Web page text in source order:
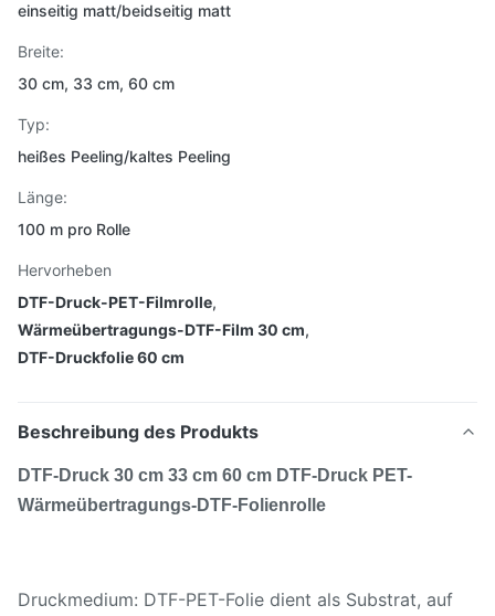
einseitig matt/beidseitig matt
Breite:
30 cm, 33 cm, 60 cm
Typ:
heißes Peeling/kaltes Peeling
Länge:
100 m pro Rolle
Hervorheben
DTF-Druck-PET-Filmrolle,
Wärmeübertragungs-DTF-Film 30 cm,
DTF-Druckfolie 60 cm
Beschreibung des Produkts
DTF-Druck 30 cm 33 cm 60 cm DTF-Druck PET-
Wärmeübertragungs-DTF-Folienrolle
Druckmedium: DTF-PET-Folie dient als Substrat, auf